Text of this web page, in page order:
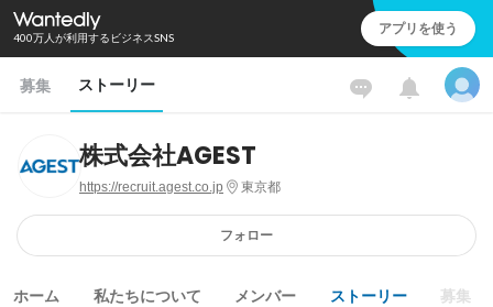
400万人が利用するビジネスSNS アプリを使う
募集 ストーリー
株式会社AGEST
https://recruit.agest.co.jp 東京都
フォロー
ホーム 私たちについて メンバー ストーリー 募集